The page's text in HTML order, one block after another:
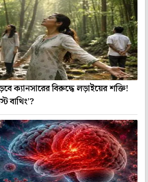
ক্যানসারের বিরুদ্ধে লড়াইয়ের শক্তি!
বাথিং’?